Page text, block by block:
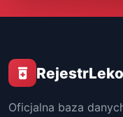
Oficjalna baza